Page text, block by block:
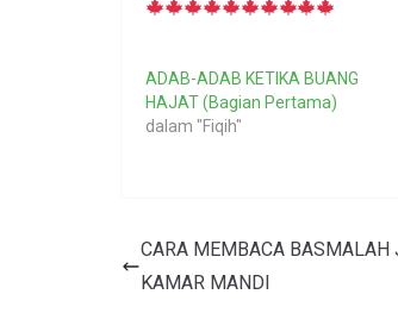
ADAB-ADAB KETIKA BUANG
HAJAT (Bagian Pertama)
dalam "Fiqih"
CARA MEMBACA BASMALAH
KAMAR MANDI